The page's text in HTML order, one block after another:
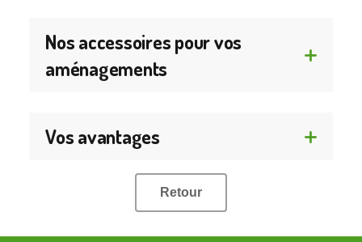
Nos accessoires pour vos
aménagements
Vos avantages
Retour